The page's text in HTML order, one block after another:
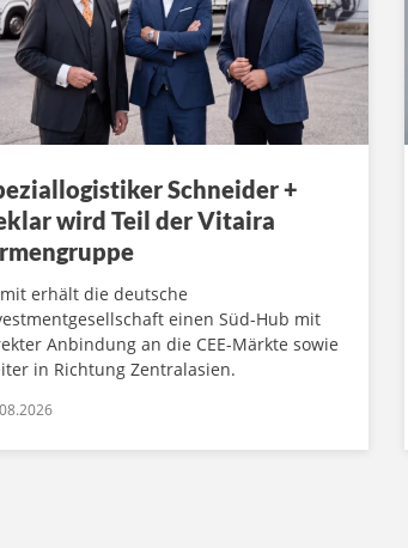
Schneider +
wird Teil der Vitaira
erhält die deutsche
einen Süd-Hub mit
Anbindung an die CEE-Märkte sowie
in Richtung Zentralasien.